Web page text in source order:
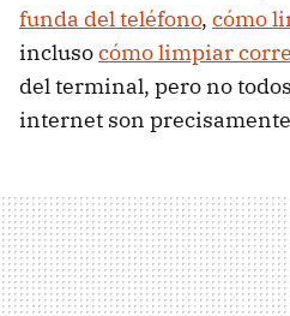
funda del teléfono, cómo
inclusocómo limpiar
del terminal, pero no
internet son